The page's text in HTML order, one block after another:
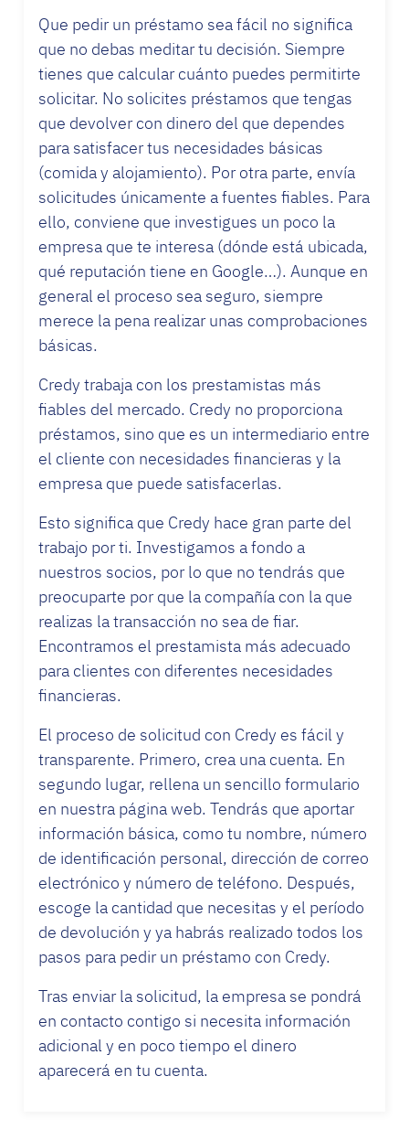
Que pedir un préstamo sea fácil no significa
que no debas meditar tu decisión. Siempre
tienes que calcular cuánto puedes permitirte
solicitar. No solicites préstamos que tengas
que devolver con dinero del que dependes
para satisfacer tus necesidades básicas
(comida y alojamiento). Por otra parte, envía
solicitudes únicamente a fuentes fiables. Para
ello, conviene que investigues un poco la
empresa que te interesa (dónde está ubicada,
qué reputación tiene en Google…). Aunque en
general el proceso sea seguro, siempre
merece la pena realizar unas comprobaciones
básicas.
Credy trabaja con los prestamistas más
fiables del mercado. Credy no proporciona
préstamos, sino que es un intermediario entre
el cliente con necesidades financieras y la
empresa que puede satisfacerlas.
Esto significa que Credy hace gran parte del
trabajo por ti. Investigamos a fondo a
nuestros socios, por lo que no tendrás que
preocuparte por que la compañía con la que
realizas la transacción no sea de fiar.
Encontramos el prestamista más adecuado
para clientes con diferentes necesidades
financieras.
El proceso de solicitud con Credy es fácil y
transparente. Primero, crea una cuenta. En
segundo lugar, rellena un sencillo formulario
en nuestra página web. Tendrás que aportar
información básica, como tu nombre, número
de identificación personal, dirección de correo
electrónico y número de teléfono. Después,
escoge la cantidad que necesitas y el período
de devolución y ya habrás realizado todos los
pasos para pedir un préstamo con Credy.
Tras enviar la solicitud, la empresa se pondrá
en contacto contigo si necesita información
adicional y en poco tiempo el dinero
aparecerá en tu cuenta.